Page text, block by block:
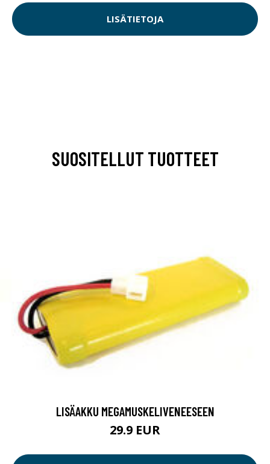
LISÄTIETOJA
SUOSITELLUT TUOTTEET
LISÄAKKU MEGAMUSKELIVENEESEEN
29.9 EUR